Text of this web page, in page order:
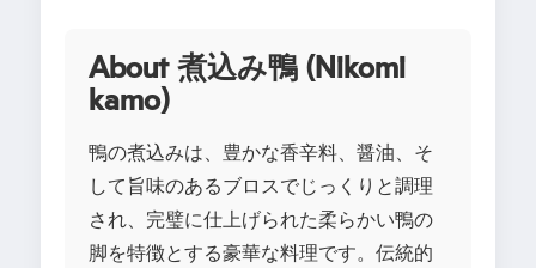
About 煮込み鴨 (Nikomi
kamo)
鴨の煮込みは、豊かな香辛料、醤油、そ
して旨味のあるブロスでじっくりと調理
され、完璧に仕上げられた柔らかい鴨の
脚を特徴とする豪華な料理です。伝統的